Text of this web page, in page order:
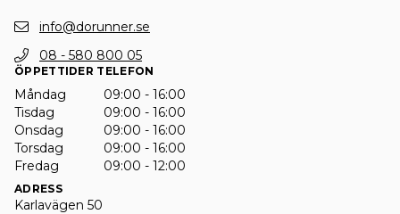
info@dorunner.se
08 - 580 800 05
ÖPPETTIDER TELEFON
Måndag
09:00 - 16:00
Tisdag
09:00 - 16:00
Onsdag
09:00 - 16:00
Torsdag
09:00 - 16:00
Fredag
09:00 - 12:00
ADRESS
Karlavägen 50